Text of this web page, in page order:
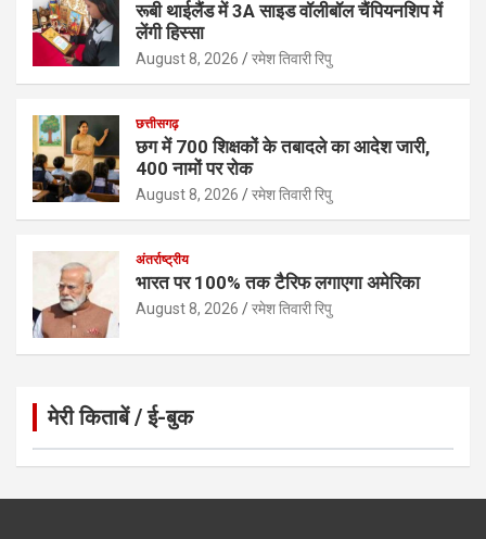
रूबी थाईलैंड में 3A साइड वॉलीबॉल चैंपियनशिप में
लेंगी हिस्सा
August 8, 2026 रमेश तिवारी रिपु
छत्तीसगढ़
छग में 700 शिक्षकों के तबादले का आदेश जारी,
400 नामों पर रोक
August 8, 2026 रमेश तिवारी रिपु
अंतर्राष्ट्रीय
भारत पर 100% तक टैरिफ लगाएगा अमेरिका
August 8, 2026 रमेश तिवारी रिपु
मेरी किताबें / ई-बुक
Click to Open Page